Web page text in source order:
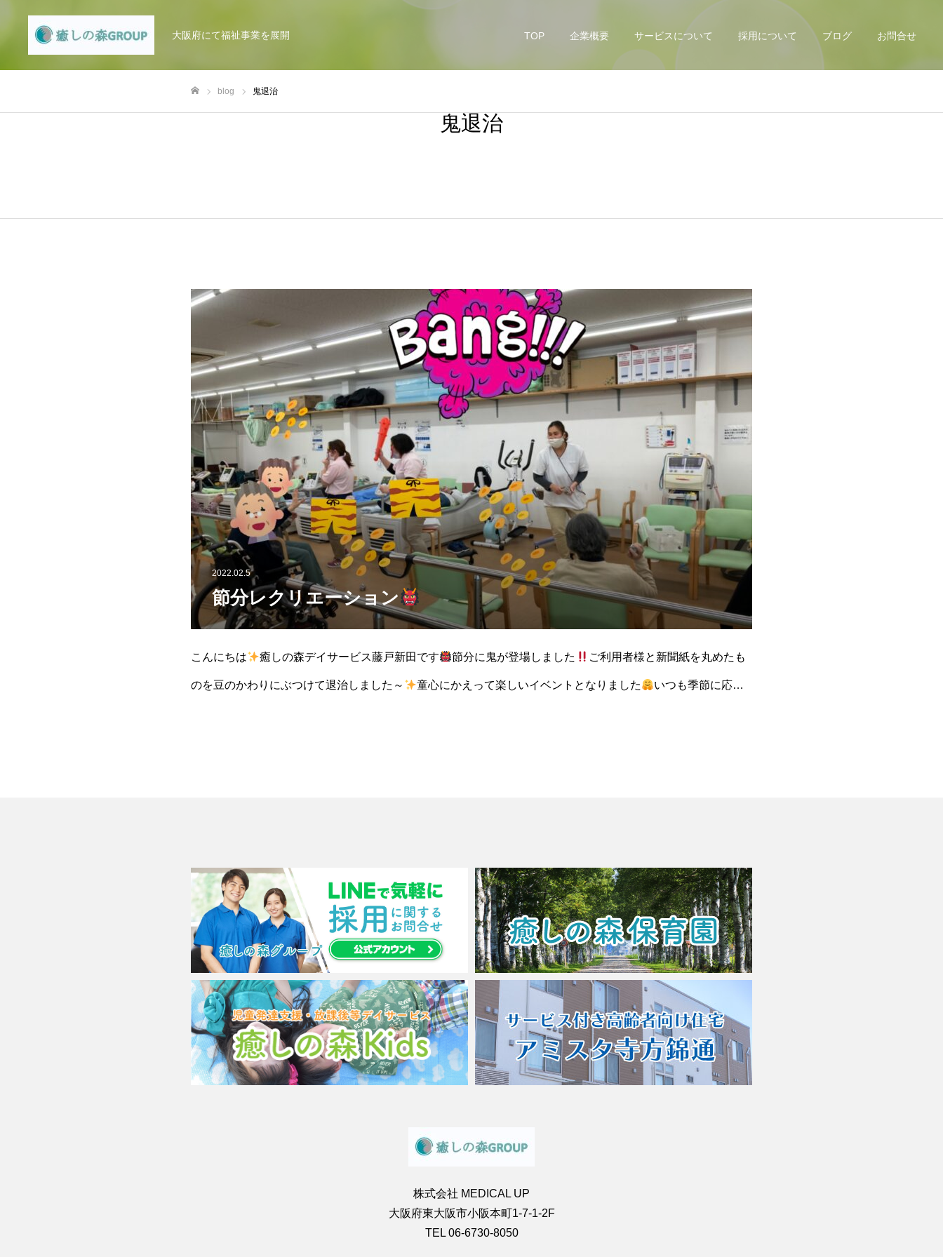
大阪府にて福祉事業を展開 TOP 企業概要 サービスについて 採用について ブログ お問合せ
blog 鬼退治
鬼退治
2022.02.5
節分レクリエーション
こんにちは 癒しの森デイサービス藤戸新田です 節分に鬼が登場しました ご利用者様と新聞紙を丸めたも
のを豆のかわりにぶつけて退治しました～ 童心にかえって楽しいイベントとなりました いつも季節に応じ
株式会社 MEDICAL UP
大阪府東大阪市小阪本町1-7-1-2F
TEL 06-6730-8050